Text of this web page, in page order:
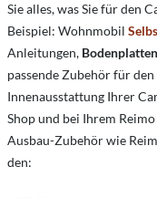
Sie alles, was Sie für den
Beispiel: Wohnmobil
Anleitungen, Bodenplatten
passende Zubehör für
Innenausstattung Ihrer
Shop und bei Ihrem
Ausbau-Zubehör wie
den: